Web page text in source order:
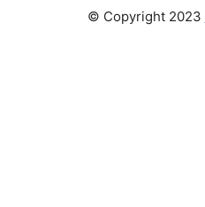
© Copyright 2023